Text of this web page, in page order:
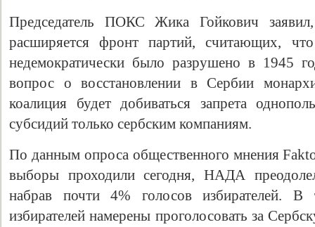
Председатель ПОКС Жика Гойкович
расширяется фронт партий, считающих,
недемократически было разрушено в 1945
вопрос о восстановлении в Сербии
коалиция будет добиваться запрета
субсидий только сербским компаниям.
По данным опроса общественного мнения
выборы проходили сегодня, НАДА
набрав почти 4% голосов избирателей.
избирателей намерены проголосовать за